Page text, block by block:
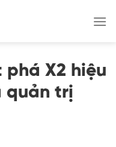
X2 hiệu
quản trị